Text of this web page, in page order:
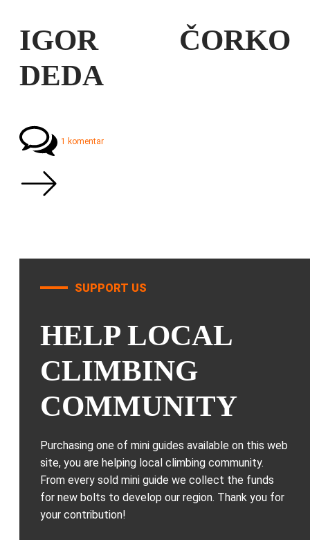
IGOR ČORKO
DEDA
1 komentar
SUPPORT US
HELP LOCAL
CLIMBING
COMMUNITY
Purchasing one of mini guides available on this web
site, you are helping local climbing community.
From every sold mini guide we collect the funds
for new bolts to develop our region. Thank you for
your contribution!